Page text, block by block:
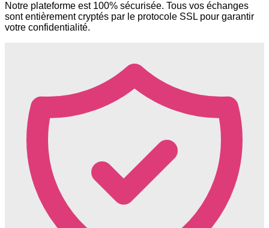
Notre plateforme est 100% sécurisée. Tous vos échanges
sont entièrement cryptés par le protocole SSL pour garantir
votre confidentialité.